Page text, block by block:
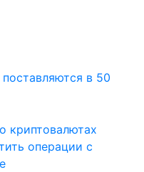
в 50
операции с